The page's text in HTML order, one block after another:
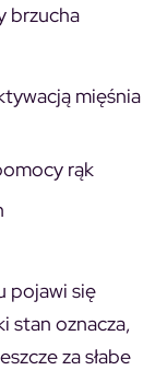
brzucha
mięśnia
rąk
pojawi się
stan oznacza,
za słabe